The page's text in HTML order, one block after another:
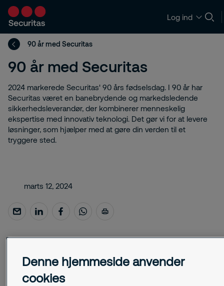
Log ind
90 år med Securitas
90 år med Securitas
2024 markerede Securitas' 90 års fødselsdag. I 90 år har
Securitas været en banebrydende og markedsledende
sikkerhedsleverandør, der kombinerer menneskelig
ekspertise med innovativ teknologi. Det gør vi for at levere
løsninger, som hjælper med at gøre din verden til et
tryggere sted.
marts 12, 2024
Denne hjemmeside anvender
cookies